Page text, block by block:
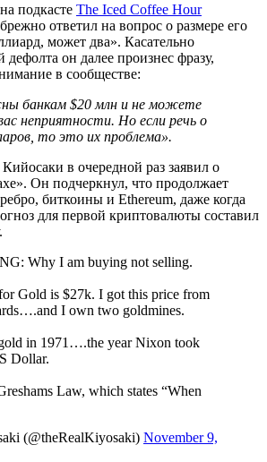
подкасте The Iced Coffee Hour
ответил на вопрос о размере его
может два». Касательно
он далее произнес фразу,
в сообществе:
банкам $20 млн и не можете
неприятности. Но если речь о
то это их проблема».
в очередной раз заявил о
Он подчеркнул, что продолжает
биткоины и Ethereum, даже когда
для первой криптовалюты составил
Why I am buying not selling.
Gold is $27k. I got this price from
I own two goldmines.
in 1971….the year Nixon took
Dollar.
Law, which states “When
(@theRealKiyosaki) November 9,